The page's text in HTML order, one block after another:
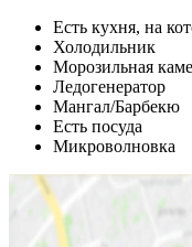
Есть кухня, на
Холодильник
Морозильная
Ледогенератор
Мангал/Барбекю
Есть посуда
Микроволновка